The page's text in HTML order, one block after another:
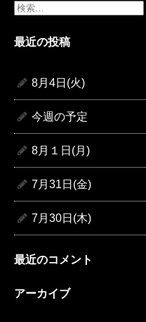
検
最近の投稿
8月4日(火)
今週の予定
8月１日(月)
7月31日(金)
7月30日(木)
最近のコメント
アーカイブ